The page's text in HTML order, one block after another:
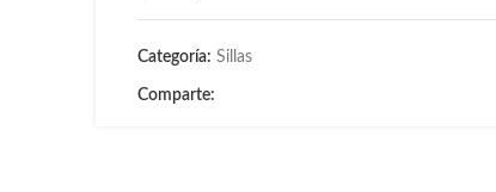
Categoría: Sillas
Comparte: